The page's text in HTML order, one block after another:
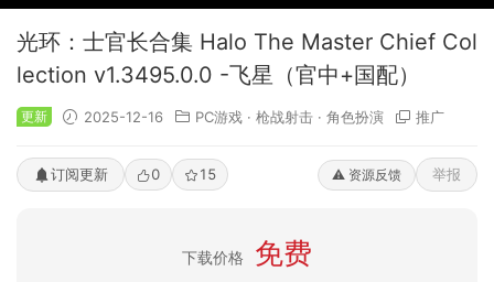
光环：士官长合集 Halo The Master Chief Col
lection v1.3495.0.0 -飞星（官中+国配）
更新 2025-12-16 PC游戏 · 枪战射击 · 角色扮演 推广
订阅更新 0 15 ⚠️ 资源反馈 举报
下载价格 免费